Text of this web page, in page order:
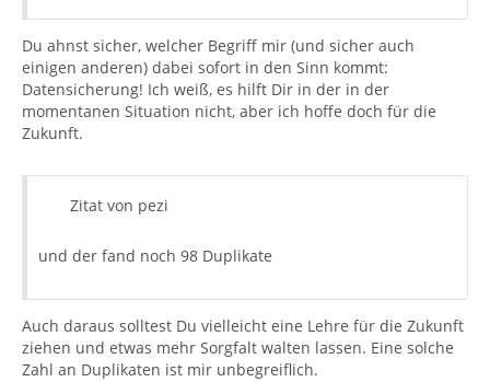
Du ahnst sicher, welcher Begriff mir (und sicher auch
einigen anderen) dabei sofort in den Sinn kommt:
Datensicherung! Ich weiß, es hilft Dir in der in der
momentanen Situation nicht, aber ich hoffe doch für die
Zukunft.
Zitat von pezi
und der fand noch 98 Duplikate
Auch daraus solltest Du vielleicht eine Lehre für die Zukunft
ziehen und etwas mehr Sorgfalt walten lassen. Eine solche
Zahl an Duplikaten ist mir unbegreiflich.